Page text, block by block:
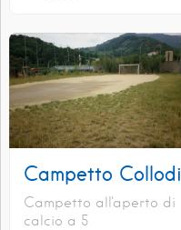
Campetto Collodi
Campetto all'aperto di
calcio a 5